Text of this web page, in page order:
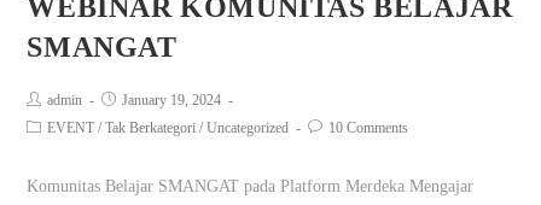
WEBINAR KOMUNITAS BELAJAR
SMANGAT
admin
January 19, 2024
EVENT / Tak Berkategori / Uncategorized 10 Comments
Komunitas Belajar SMANGAT pada Platform Merdeka Mengajar